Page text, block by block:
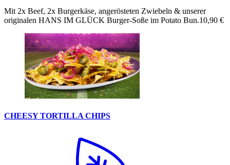
Mit 2x Beef, 2x Burgerkäse, angerösteten Zwiebeln & unserer
originalen HANS IM GLÜCK Burger-Soße im Potato Bun.10,90 €
CHEESY TORTILLA CHIPS